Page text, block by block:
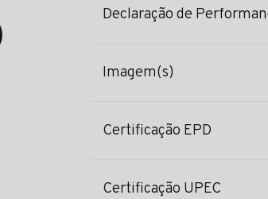
Declaração de
Imagem(s)
Certificação EPD
Certificação UPEC